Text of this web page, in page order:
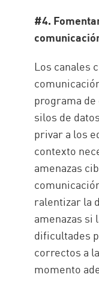
#4.
Los canales
programa
silos de
privar a los
contexto
amenazas
ralentizar la
amenazas si
dificultades
correctos a
momento